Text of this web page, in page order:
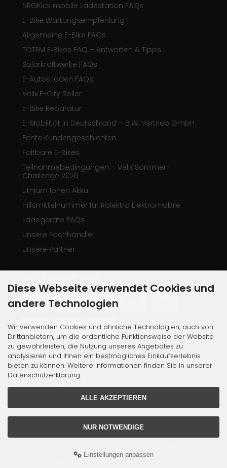
NRGKick mobile Ladestation FAQs
E-Bike Wartungsempfehlung
Allgemeine E-Bike FAQs
TOTEM E‑Bikes FAQ – Antworten & Tipps
Solarkraftwerke FAQs
E-Autos laden FAQs
Velix E-City Roller
E-Bike Reparatur
E-Mobilität in Deutschland – B.W. Vertrieb GmbH
Echte Kundengeschichten
Faltbare E-Bikes
Teilnahmebedingungen – Velix Sommer-
Challenge 2026
Lithium Ionen Akku
Hilfsmittelnummer für Rolektro Elektromobile
Ladegeräte FAQs
Unsere Fachhändler
Unsere Partner
Social Media
entsprechen dem bisherigen Preis bei Shopbwidee.
Diese Webseite verwendet Cookies und
andere Technologien
Wir verwenden Cookies und ähnliche Technologien, auch von
Drittanbietern, um die ordentliche Funktionsweise der Website
zu gewährleisten, die Nutzung unseres Angebotes zu
analysieren und Ihnen ein bestmögliches Einkaufserlebnis
bieten zu können. Weitere Informationen finden Sie in unserer
Datenschutzerklärung.
ALLE AKZEPTIEREN
NUR NOTWENDIGE
Einstellungen anpassen